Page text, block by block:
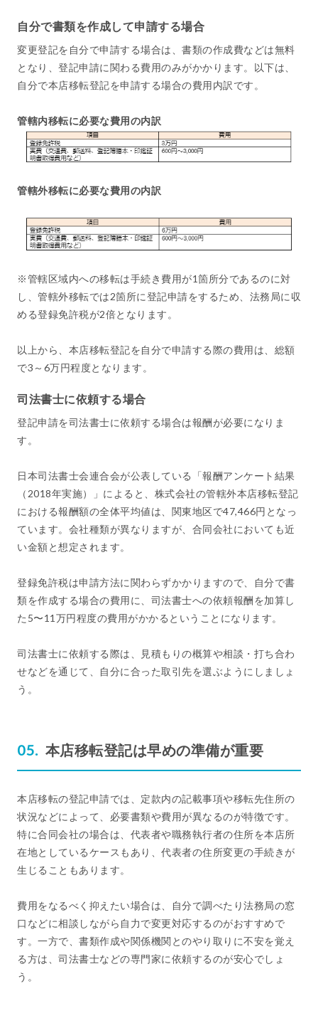
自分で書類を作成して申請する場合
変更登記を自分で申請する場合は、書類の作成費などは無料
となり、登記申請に関わる費用のみがかかります。以下は、
自分で本店移転登記を申請する場合の費用内訳です。
管轄内移転に必要な費用の内訳
管轄外移転に必要な費用の内訳
※管轄区域内への移転は手続き費用が1箇所分であるのに対
し、管轄外移転では2箇所に登記申請をするため、法務局に収
める登録免許税が2倍となります。
以上から、本店移転登記を自分で申請する際の費用は、総額
で3～6万円程度となります。
司法書士に依頼する場合
登記申請を司法書士に依頼する場合は報酬が必要になりま
す。
日本司法書士会連合会が公表している「報酬アンケート結果
（2018年実施）」によると、株式会社の管轄外本店移転登記
における報酬額の全体平均値は、関東地区で47,466円となっ
ています。会社種類が異なりますが、合同会社においても近
い金額と想定されます。
登録免許税は申請方法に関わらずかかりますので、自分で書
類を作成する場合の費用に、司法書士への依頼報酬を加算し
た5〜11万円程度の費用がかかるということになります。
司法書士に依頼する際は、見積もりの概算や相談・打ち合わ
せなどを通じて、自分に合った取引先を選ぶようにしましょ
う。
本店移転登記は早めの準備が重要
本店移転の登記申請では、定款内の記載事項や移転先住所の
状況などによって、必要書類や費用が異なるのが特徴です。
特に合同会社の場合は、代表者や職務執行者の住所を本店所
在地としているケースもあり、代表者の住所変更の手続きが
生じることもあります。
費用をなるべく抑えたい場合は、自分で調べたり法務局の窓
口などに相談しながら自力で変更対応するのがおすすめで
す。一方で、書類作成や関係機関とのやり取りに不安を覚え
る方は、司法書士などの専門家に依頼するのが安心でしょ
う。